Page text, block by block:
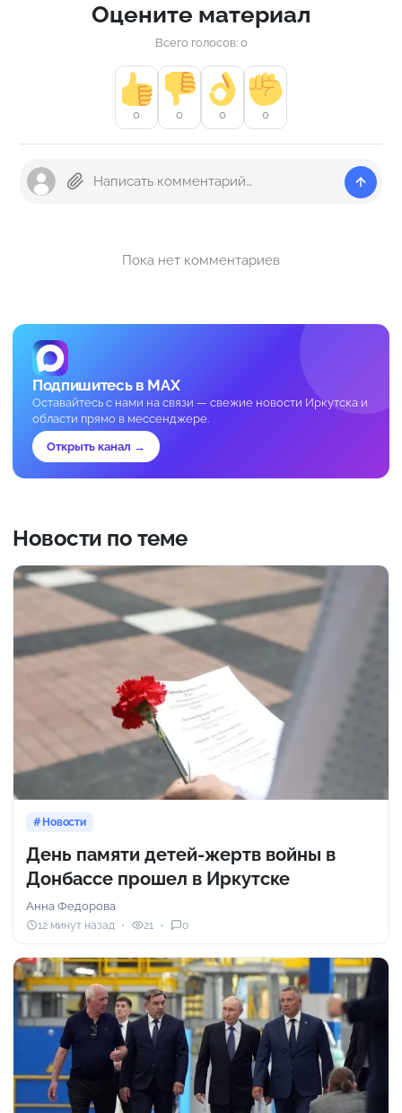
Оцените материал
Всего голосов: 0
0 0 0 0
Пока нет комментариев
Подпишитесь в MAX
Оставайтесь с нами на связи — свежие новости Иркутска и
области прямо в мессенджере.
Открыть канал →
Новости по теме
Новости
День памяти детей-жертв войны в
Донбассе прошел в Иркутске
Анна Федорова
12 минут назад 21 0